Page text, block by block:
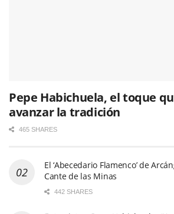
Pepe Habichuela, el toque
avanzar la tradición
465 SHARES
El ‘Abecedario Flamenco’ de
Cante de las Minas
442 SHARES